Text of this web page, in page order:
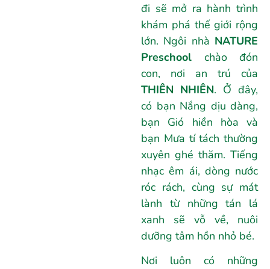
đi sẽ mở ra hành trình
khám phá thế giới rộng
lớn. Ngôi nhà NATURE
Preschool chào đón
con, nơi an trú của
THIÊN NHIÊN. Ở đây,
có bạn Nắng dịu dàng,
bạn Gió hiền hòa và
bạn Mưa tí tách thường
xuyên ghé thăm. Tiếng
nhạc êm ái, dòng nước
róc rách, cùng sự mát
lành từ những tán lá
xanh sẽ vỗ về, nuôi
dưỡng tâm hồn nhỏ bé.
Nơi luôn có những